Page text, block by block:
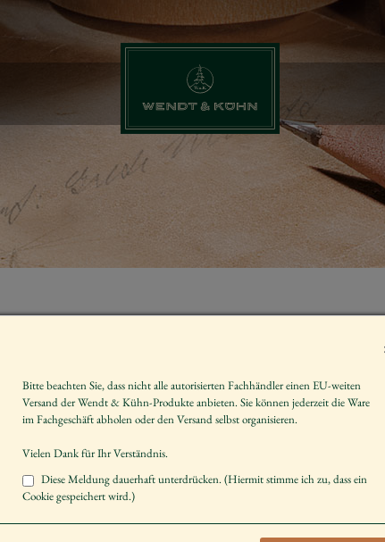
DEKOART.
Artikelnummer
DK1D
Hinweis
Bitte
zu
UVP *9,25 €
− + AUF
Bitte beachten Sie, dass nicht alle autorisierten Fachhändler einen EU-weiten
Versand der Wendt & Kühn-Produkte anbieten. Sie können jederzeit die Ware
im Fachgeschäft abholen oder den Versand selbst organisieren.
Vielen Dank für Ihr Verständnis.
Diese Meldung dauerhaft unterdrücken. (Hiermit stimme ich zu, dass ein
Cookie gespeichert wird.)